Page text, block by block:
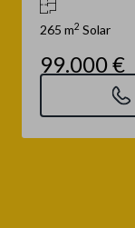
265 m2 Solar
99.000 €